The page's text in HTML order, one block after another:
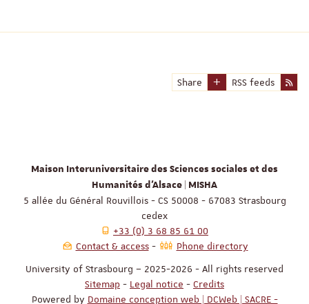
Share RSS feeds
Maison Interuniversitaire des Sciences sociales et des
Humanités d'Alsace | MISHA
5 allée du Général Rouvillois - CS 50008 - 67083 Strasbourg
cedex
+33 (0) 3 68 85 61 00
Contact & access
Phone directory
University of Strasbourg – 2025-2026 - All rights reserved
Sitemap - Legal notice - Credits
Powered by Domaine conception web | DCWeb | SACRE -